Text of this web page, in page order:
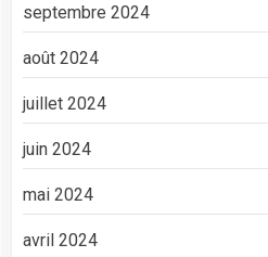
septembre 2024
août 2024
juillet 2024
juin 2024
mai 2024
avril 2024